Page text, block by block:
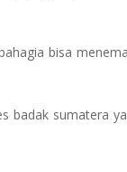
bisa
badak sumatera